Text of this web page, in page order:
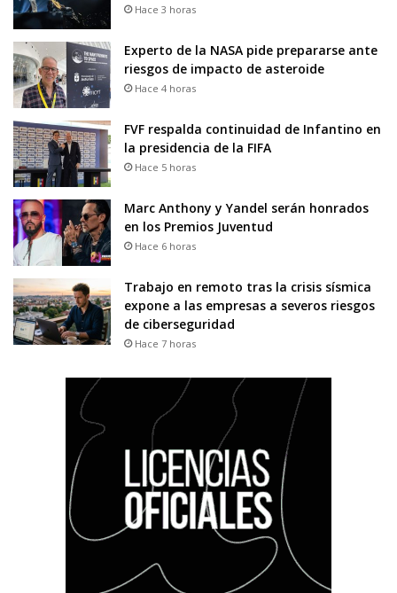
Hace 3 horas
Experto de la NASA pide prepararse ante
riesgos de impacto de asteroide
Hace 4 horas
FVF respalda continuidad de Infantino en
la presidencia de la FIFA
Hace 5 horas
Marc Anthony y Yandel serán honrados
en los Premios Juventud
Hace 6 horas
Trabajo en remoto tras la crisis sísmica
expone a las empresas a severos riesgos
de ciberseguridad
Hace 7 horas